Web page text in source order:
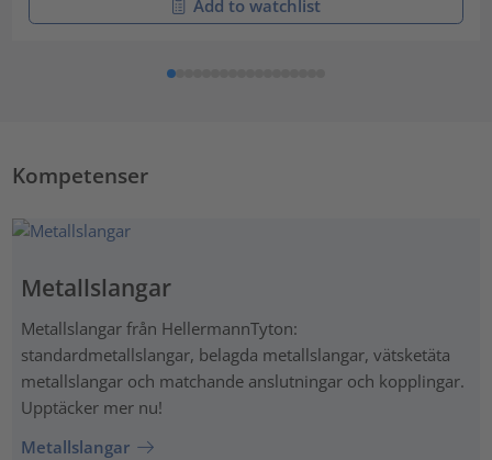
Add to watchlist
Kompetenser
Metallslangar
Metallslangar från HellermannTyton:
standardmetallslangar, belagda metallslangar, vätsketäta
metallslangar och matchande anslutningar och kopplingar.
Upptäcker mer nu!
Metallslangar